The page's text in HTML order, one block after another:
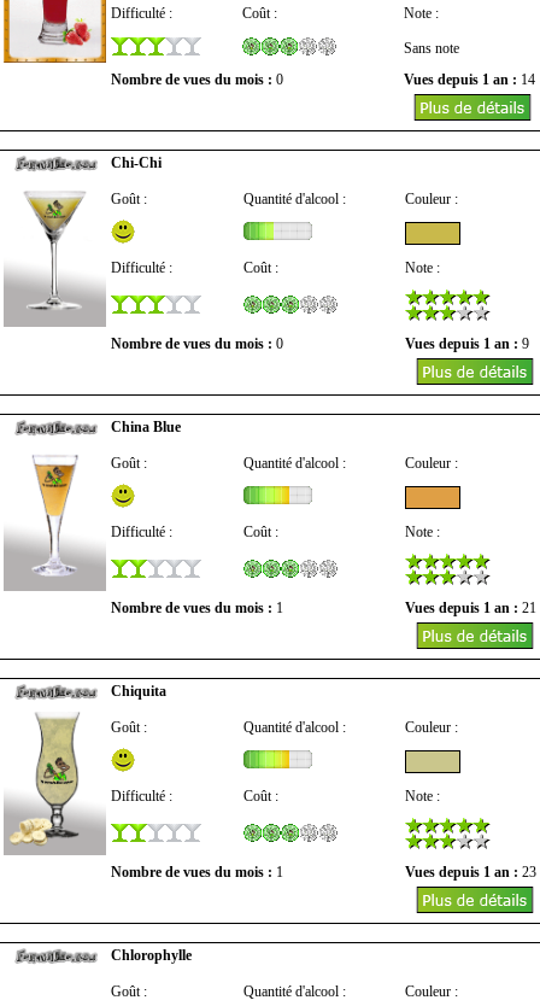
Difficulté : Coût : Note :
Sans note
Nombre de vues du mois : 0 Vues depuis 1 an : 14
Chi-Chi
Goût : Quantité d'alcool : Couleur :
Difficulté : Coût : Note :
Nombre de vues du mois : 0 Vues depuis 1 an : 9
China Blue
Goût : Quantité d'alcool : Couleur :
Difficulté : Coût : Note :
Nombre de vues du mois : 1 Vues depuis 1 an : 21
Chiquita
Goût : Quantité d'alcool : Couleur :
Difficulté : Coût : Note :
Nombre de vues du mois : 1 Vues depuis 1 an : 23
Chlorophylle
Goût : Quantité d'alcool : Couleur :